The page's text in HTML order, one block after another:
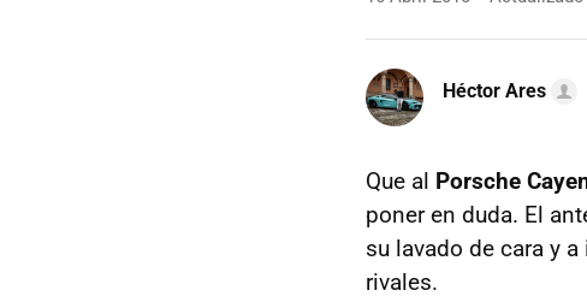
Héctor Ares
Que al Porsche
poner en duda. El
su lavado de cara y
rivales.